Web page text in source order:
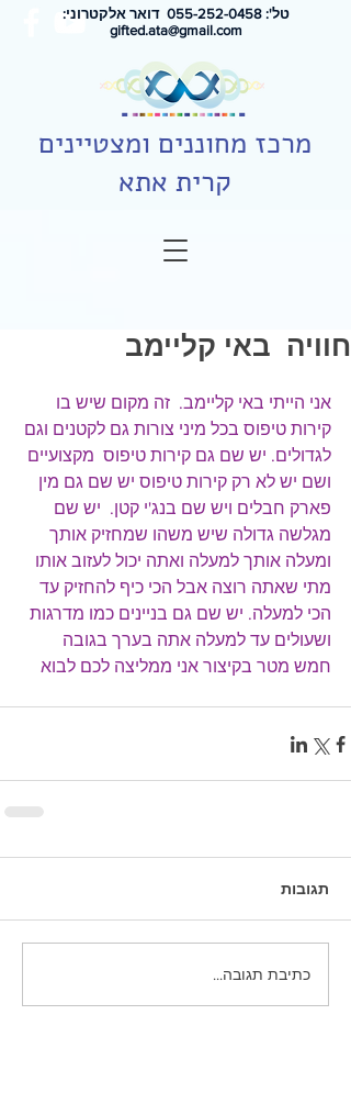
טל': 0 55-252-0458
דואר אלקטרוני:
gifted.ata@gmail.com
מרכז מחוננים ומצטיינים
קרית אתא
חוויה באי קליימב
אני הייתי באי קליימב.  זה מקום שיש בו
קירות טיפוס בכל מיני צורות גם לקטנים וגם
לגדולים. יש שם גם קירות טיפוס  מקצועיים
ושם יש לא רק קירות טיפוס יש שם גם מין
פארק חבלים ויש שם בנג'י קטן.  יש שם
מגלשה גדולה שיש משהו שמחזיק אותך
ומעלה אותך למעלה ואתה יכול לעזוב אותו
מתי שאתה רוצה אבל הכי כיף להחזיק עד
הכי למעלה. יש שם גם בניינים כמו מדרגות
ושעולים עד למעלה אתה בערך בגובה
חמש מטר בקיצור אני ממליצה לכם לבוא
תגובות
כתיבת תגובה...